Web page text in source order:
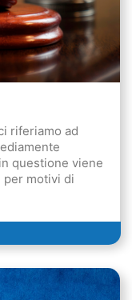
riferiamo ad
questione viene
per motivi di